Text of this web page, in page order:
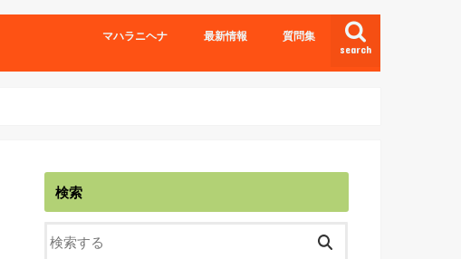
search
マハラニヘナ 最新情報 質問集
検索